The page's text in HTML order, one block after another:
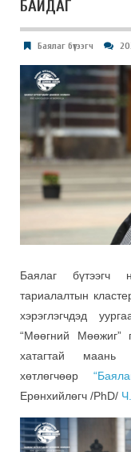
БАЙДАГ
Баялаг бүтээгч
Баялаг бүтээгч
тариалалтын
хэрэглэгчдэд
“Мөөгний Мөөжиг”
хатагтай маань
хөтлөгчөөр
Ерөнхийлөгч /PhD/